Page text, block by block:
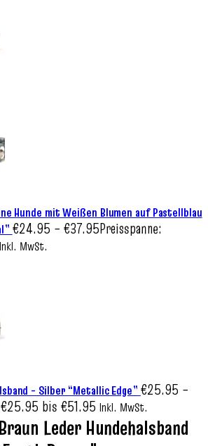
Hunde mit Weißen Blumen auf Pastellblau
€24.95 – €37.95Preisspanne:
Inkl. MwSt.
– Silber “Metallic Edge” €25.95 –
€25.95 bis €51.95 Inkl. MwSt.
Leder Hundehalsband